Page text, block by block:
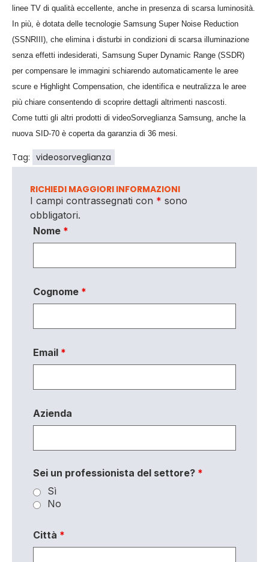
linee TV di qualità eccellente, anche in presenza di scarsa luminosità.
In più, è dotata delle tecnologie Samsung Super Noise Reduction
(SSNRIII), che elimina i disturbi in condizioni di scarsa illuminazione
senza effetti indesiderati, Samsung Super Dynamic Range (SSDR)
per compensare le immagini schiarendo automaticamente le aree
scure e Highlight Compensation, che identifica e neutralizza le aree
più chiare consentendo di scoprire dettagli altrimenti nascosti.
Come tutti gli altri prodotti di videoSorveglianza Samsung, anche la
nuova SID-70 è coperta da garanzia di 36 mesi.
Tag: videosorveglianza
RICHIEDI MAGGIORI INFORMAZIONI
I campi contrassegnati con * sono
obbligatori.
Nome *
Cognome *
Email *
Azienda
Sei un professionista del settore? *
Sì
No
Città *